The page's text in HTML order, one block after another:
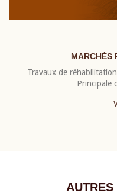
MARCHÉS
Travaux de
Principale